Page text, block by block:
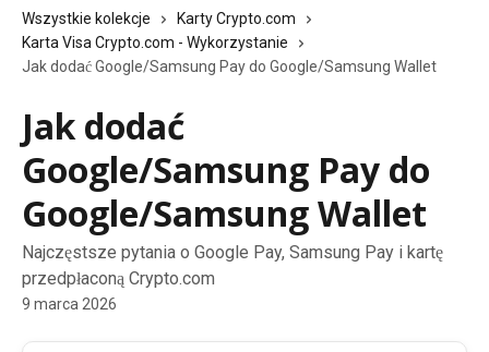
Wszystkie kolekcje
Karty Crypto.com
Karta Visa Crypto.com - Wykorzystanie
Jak dodać Google/Samsung Pay do Google/Samsung Wallet
Jak dodać
Google/Samsung Pay do
Google/Samsung Wallet
Najczęstsze pytania o Google Pay, Samsung Pay i kartę
przedpłaconą Crypto.com
9 marca 2026